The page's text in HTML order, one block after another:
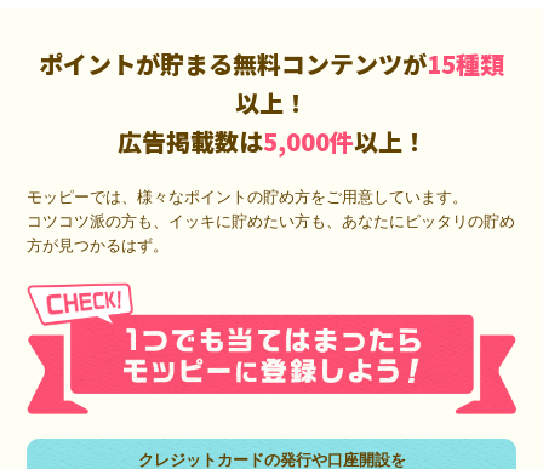
ポイントが貯まる無料コンテンツが15種類
以上！
広告掲載数は5,000件以上！
モッピーでは、様々なポイントの貯め方をご用意しています。
コツコツ派の方も、イッキに貯めたい方も、あなたにピッタリの貯め
方が見つかるはず。
クレジットカードの発行や口座開設を